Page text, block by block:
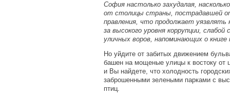
София настолько захудалая,
от столицы страны, пострадавшей
правления, что продолжает уязвлять
за высокого уровня коррупции,
уличных воров, напоминающих о
Но уйдите от забитых движением
башен на мощеные улицы к востоку от
и Вы найдете, что холодность
заброшенными зелеными парками с
птиц.